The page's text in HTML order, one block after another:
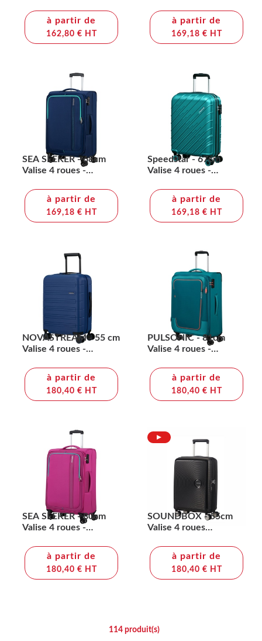
à partir de
162,80 € HT
TOURISTER
à partir de
169,18 € HT
SEA SEEKER - 68cm
Valise 4 roues -
TOURISTER
à partir de
169,18 € HT
Speedstar - 67cm
Valise 4 roues -
TOURISTER
à partir de
169,18 € HT
NOVASTREAM - 55 cm
Valise 4 roues -
TOURISTER
à partir de
180,40 € HT
PULSONIC - 81cm
Valise 4 roues -
TOURISTER
à partir de
180,40 € HT
SEA SEEKER - 80cm
Valise 4 roues -
TOURISTER
à partir de
180,40 € HT
SOUNDBOX - 55cm
Valise 4 roues
AMERICAN
TOURISTER
à partir de
180,40 € HT
114produit(s)